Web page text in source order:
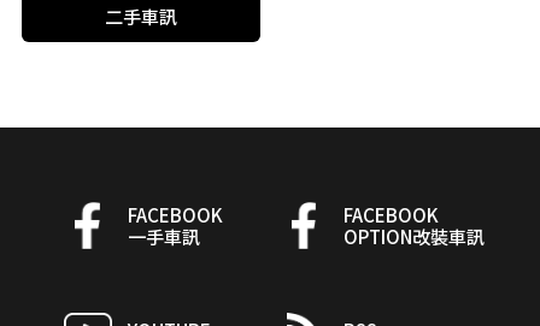
二手車訊
FACEBOOK
一手車訊
FACEBOOK
OPTION改裝車訊